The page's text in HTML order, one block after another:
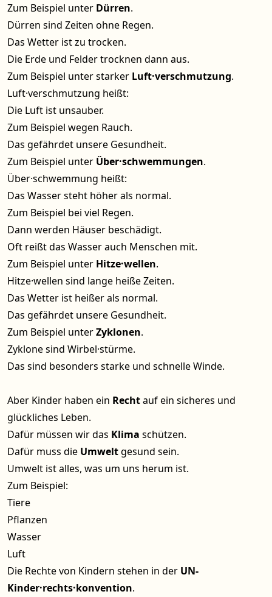
Zum Beispiel unter Dürren.
Dürren sind Zeiten ohne Regen.
Das Wetter ist zu trocken.
Die Erde und Felder trocknen dann aus.
Zum Beispiel unter starker Luft·verschmutzung.
Luft·verschmutzung heißt:
Die Luft ist unsauber.
Zum Beispiel wegen Rauch.
Das gefährdet unsere Gesundheit.
Zum Beispiel unter Über·schwemmungen.
Über·schwemmung heißt:
Das Wasser steht höher als normal.
Zum Beispiel bei viel Regen.
Dann werden Häuser beschädigt.
Oft reißt das Wasser auch Menschen mit.
Zum Beispiel unter Hitze·wellen.
Hitze·wellen sind lange heiße Zeiten.
Das Wetter ist heißer als normal.
Das gefährdet unsere Gesundheit.
Zum Beispiel unterZyklonen.
Zyklone sind Wirbel·stürme.
Das sind besonders starke und schnelle Winde.
Aber Kinder haben ein Rechtauf ein sicheres und
glückliches Leben.
Dafür müssen wir das Klima schützen.
Dafür muss die Umweltgesund sein.
Umwelt ist alles, was um uns herum ist.
Zum Beispiel:
Tiere
Pflanzen
Wasser
Luft
Die Rechte von Kindern stehen in der UN-
Kinder·rechts·konvention.